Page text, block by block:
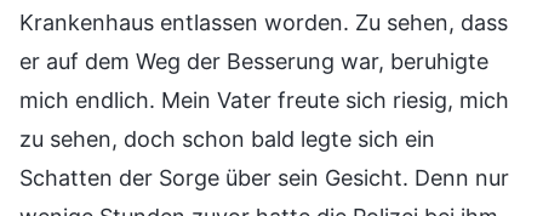
Krankenhaus entlassen worden. Zu sehen, dass
er auf dem Weg der Besserung war, beruhigte
mich endlich. Mein Vater freute sich riesig, mich
zu sehen, doch schon bald legte sich ein
Schatten der Sorge über sein Gesicht. Denn nur